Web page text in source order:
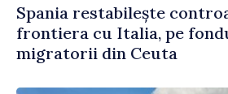
Spania restabilește
frontiera cu Italia, pe
migratorii din Ceuta